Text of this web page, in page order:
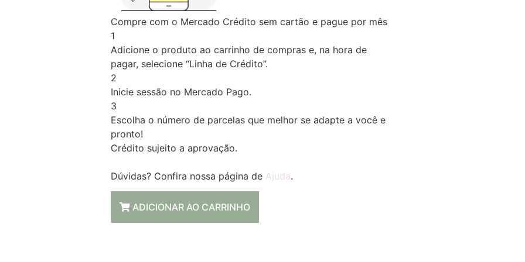
Compre com o Mercado Crédito sem cartão e pague por mês
1
Adicione o produto ao carrinho de compras e, na hora de
pagar, selecione “Linha de Crédito”.
2
Inicie sessão no Mercado Pago.
3
Escolha o número de parcelas que melhor se adapte a você e
pronto!
Crédito sujeito a aprovação.
Dúvidas? Confira nossa página de Ajuda.
ADICIONAR AO CARRINHO